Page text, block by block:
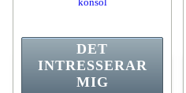
DET
INTRESSERAR
MIG